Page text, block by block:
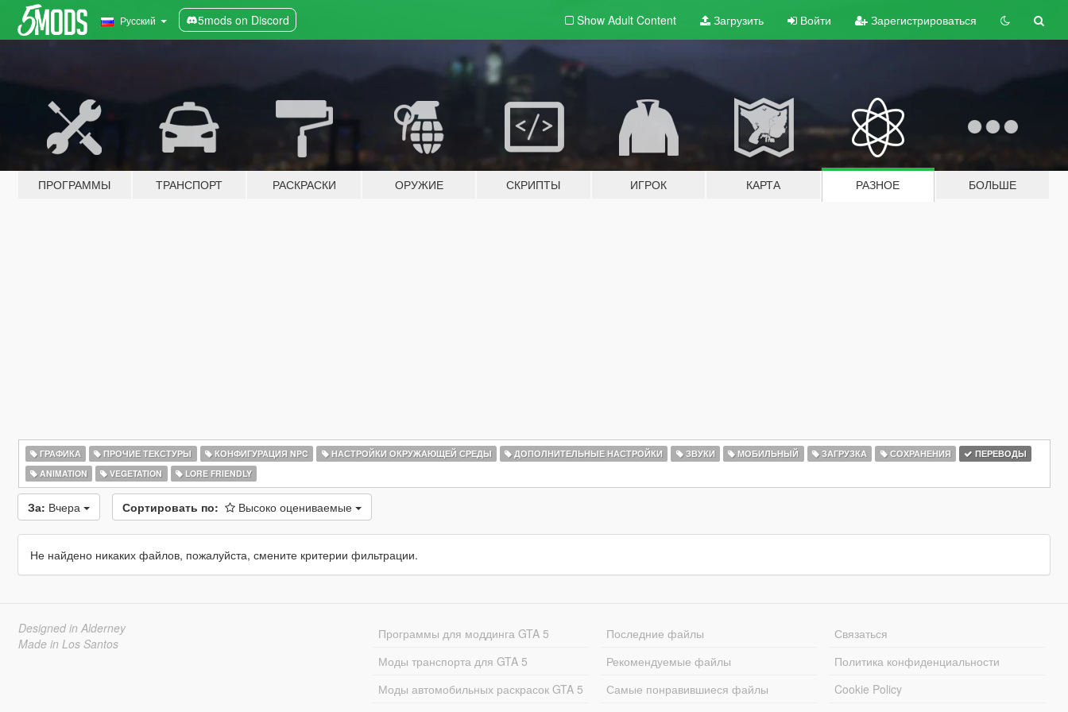
Русский 5mods on Discord Show Adult Content Загрузить Войти Зарегистрироваться
ПРОГРАММЫ ТРАНСПОРТ РАСКРАСКИ ОРУЖИЕ СКРИПТЫ ИГРОК КАРТА РАЗНОЕ БОЛЬШЕ
ГРАФИКА ПРОЧИЕ ТЕКСТУРЫ КОНФИГУРАЦИЯ NPC НАСТРОЙКИ ОКРУЖАЮЩЕЙ СРЕДЫ ДОПОЛНИТЕЛЬНЫЕ НАСТРОЙКИ ЗВУКИ МОБИЛЬНЫЙ ЗАГРУЗКА СОХРАНЕНИЯ
ПЕРЕВОДЫ
ANIMATION
VEGETATION LORE FRIENDLY
За: Вчера Сортировать по: Высоко оцениваемые
Не найдено никаких файлов, пожалуйста, смените критерии фильтрации.
Designed in Alderney
Made in Los Santos
Программы для моддинга GTA 5
Моды транспорта для GTA 5
Моды автомобильных раскрасок GTA 5
Последние файлы
Рекомендуемые файлы
Самые понравившиеся файлы
Связаться
Политика конфиденциальности
Cookie Policy